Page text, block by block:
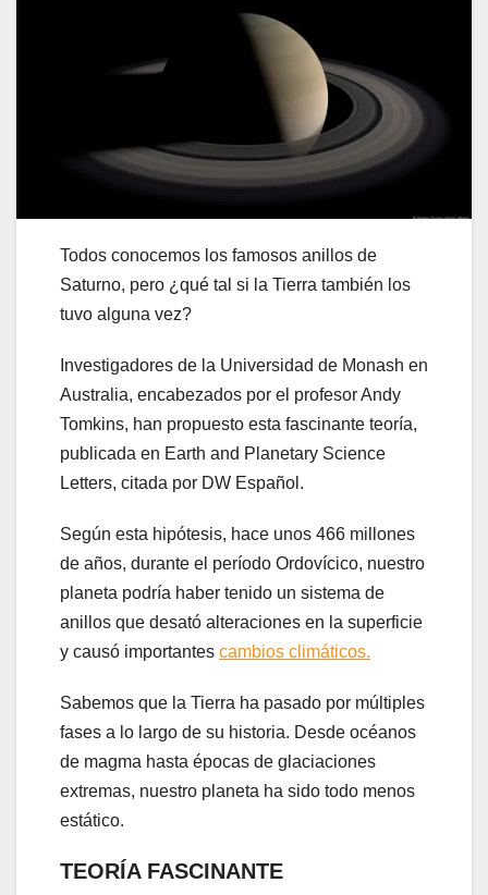
Todos conocemos los famosos anillos de
Saturno, pero ¿qué tal si la Tierra también los
tuvo alguna vez?
Investigadores de la Universidad de Monash en
Australia, encabezados por el profesor Andy
Tomkins, han propuesto esta fascinante teoría,
publicada en Earth and Planetary Science
Letters, citada por DW Español.
Según esta hipótesis, hace unos 466 millones
de años, durante el período Ordovícico, nuestro
planeta podría haber tenido un sistema de
anillos que desató alteraciones en la superficie
y causó importantes cambios climáticos.
Sabemos que la Tierra ha pasado por múltiples
fases a lo largo de su historia. Desde océanos
de magma hasta épocas de glaciaciones
extremas, nuestro planeta ha sido todo menos
estático.
TEORÍA FASCINANTE